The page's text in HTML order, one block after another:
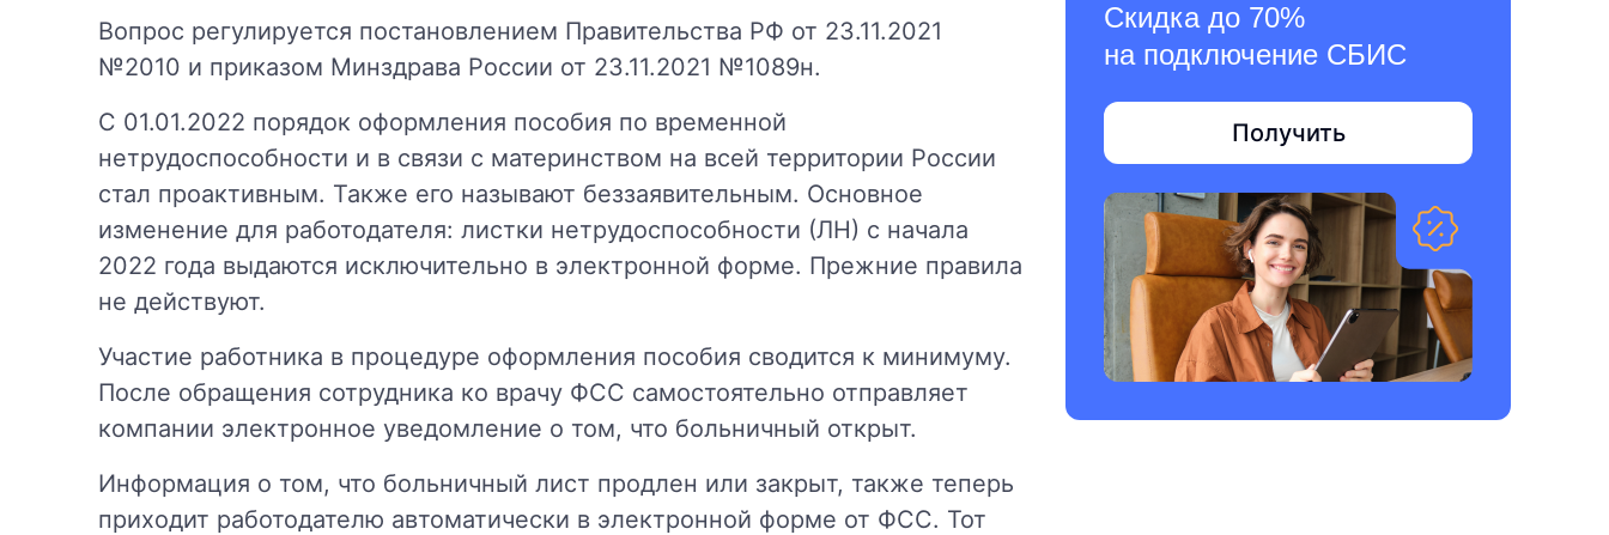
Вопрос регулируется постановлением Правительства РФ от 23.11.2021
№2010 и приказом Минздрава России от 23.11.2021 №1089н.
С 01.01.2022 порядок оформления пособия по временной
нетрудоспособности и в связи с материнством на всей территории России
стал проактивным. Также его называют беззаявительным. Основное
изменение для работодателя: листки нетрудоспособности (ЛН) с начала
2022 года выдаются исключительно в электронной форме. Прежние правила
не действуют.
Участие работника в процедуре оформления пособия сводится к минимуму.
После обращения сотрудника ко врачу ФСС самостоятельно отправляет
компании электронное уведомление о том, что больничный открыт.
Информация о том, что больничный лист продлен или закрыт, также теперь
приходит работодателю автоматически в электронной форме от ФСС. Тот
Скидка до 70%
на подключение СБИС
Получить